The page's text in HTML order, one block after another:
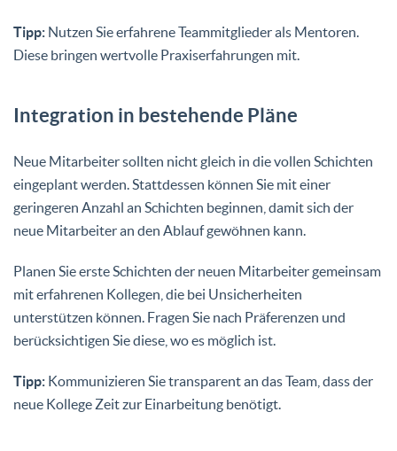
Tipp: Nutzen Sie erfahrene Teammitglieder als Mentoren.
Diese bringen wertvolle Praxiserfahrungen mit.
Integration in bestehende Pläne
Neue Mitarbeiter sollten nicht gleich in die vollen Schichten
eingeplant werden. Stattdessen können Sie mit einer
geringeren Anzahl an Schichten beginnen, damit sich der
neue Mitarbeiter an den Ablauf gewöhnen kann.
Planen Sie erste Schichten der neuen Mitarbeiter gemeinsam
mit erfahrenen Kollegen, die bei Unsicherheiten
unterstützen können. Fragen Sie nach Präferenzen und
berücksichtigen Sie diese, wo es möglich ist.
Tipp: Kommunizieren Sie transparent an das Team, dass der
neue Kollege Zeit zur Einarbeitung benötigt.